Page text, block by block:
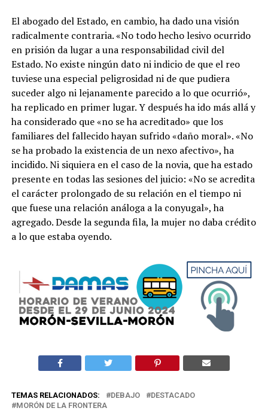
El abogado del Estado, en cambio, ha dado una visión
radicalmente contraria. «No todo hecho lesivo ocurrido
en prisión da lugar a una responsabilidad civil del
Estado. No existe ningún dato ni indicio de que el reo
tuviese una especial peligrosidad ni de que pudiera
suceder algo ni lejanamente parecido a lo que ocurrió»,
ha replicado en primer lugar. Y después ha ido más allá y
ha considerado que «no se ha acreditado» que los
familiares del fallecido hayan sufrido «daño moral». «No
se ha probado la existencia de un nexo afectivo», ha
incidido. Ni siquiera en el caso de la novia, que ha estado
presente en todas las sesiones del juicio: «No se acredita
el carácter prolongado de su relación en el tiempo ni
que fuese una relación análoga a la conyugal», ha
agregado. Desde la segunda fila, la mujer no daba crédito
a lo que estaba oyendo.
TEMAS RELACIONADOS: DEBAJO
DESTACADO
MORÓN DE LA FRONTERA